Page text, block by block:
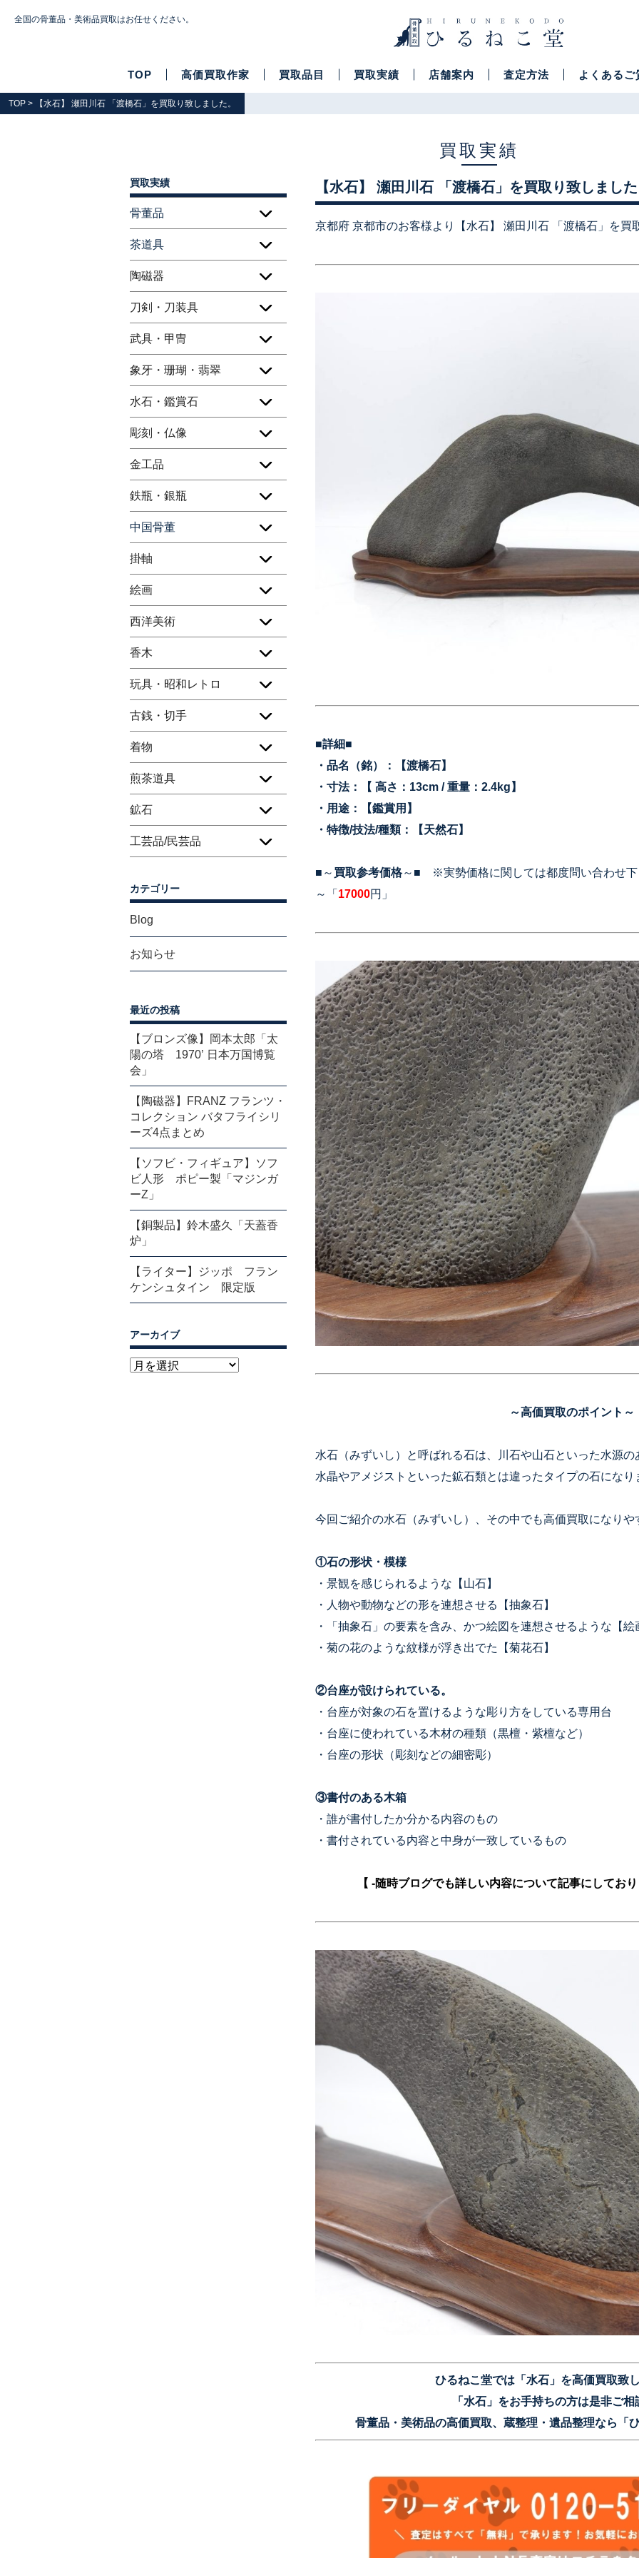
全国の骨董品・美術品買取はお任せください。
TOP 高価買取作家 買取品目 買取実績 店舗案内 査定方法 よくあるご
TOP > 【水石】 瀬田川石 「渡橋石」を買取り致しました。
買取実績
【水石】 瀬田川石 「渡橋石」を買取り致しまし
京都府 京都市のお客様より【水石】 瀬田川石 「渡橋石」を買
■詳細■
・品名（銘）：【渡橋石】
・寸法：【 高さ：13cm / 重量：2.4kg 】
・用途：【鑑賞用】
・特徴/技法/種類：【天然石】
■～ 買取参考価格～■ ※実勢価格に関しては都度問い合わせ下
～「 17000円」
～高価買取のポイント～
水石（みずいし）と呼ばれる石は、川石や山石といった水源
水晶やアメジストといった鉱石類とは違ったタイプの石になり
今回ご紹介の水石（みずいし）、その中でも高価買取になり
①石の形状・模様
・景観を感じられるような【山石】
・人物や動物などの形を連想させる【抽象石】
・「抽象石」の要素を含み、かつ絵図を連想させるような【絵
・菊の花のような紋様が浮き出でた【菊花石】
②台座が設けられている。
・台座が対象の石を置けるような彫り方をしている専用台
・台座に使われている木材の種類（黒檀・紫檀など）
・台座の形状（彫刻などの細密彫）
③書付のある木箱
・誰が書付したか分かる内容のもの
・書付されている内容と中身が一致しているもの
【 -随時ブログでも詳しい内容について記事にしてお
ひるねこ堂では「水石」を高価買取致
「水石」をお手持ちの方は是非ご
骨董品・美術品の高価買取、蔵整理・遺品整理なら「
買取実績
骨董品
茶道具
陶磁器
刀剣・刀装具
武具・甲冑
象牙・珊瑚・翡翠
水石・鑑賞石
彫刻・仏像
金工品
鉄瓶・銀瓶
中国骨董
掛軸
絵画
西洋美術
香木
玩具・昭和レトロ
古銭・切手
着物
煎茶道具
鉱石
工芸品/民芸品
カテゴリー
Blog
お知らせ
最近の投稿
【ブロンズ像】岡本太郎「太
陽の塔 1970’ 日本万国博覧
会」
【陶磁器】FRANZ フランツ・
コレクション バタフライシリ
ーズ4点まとめ
【ソフビ・フィギュア】ソフ
ビ人形 ポピー製「マジンガ
ーZ」
【銅製品】鈴木盛久「天蓋香
炉」
【ライター】ジッポ フラン
ケンシュタイン 限定版
アーカイブ